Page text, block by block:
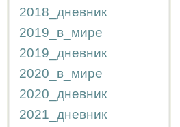
2018_дневник
2019_в_мире
2019_дневник
2020_в_мире
2020_дневник
2021_дневник